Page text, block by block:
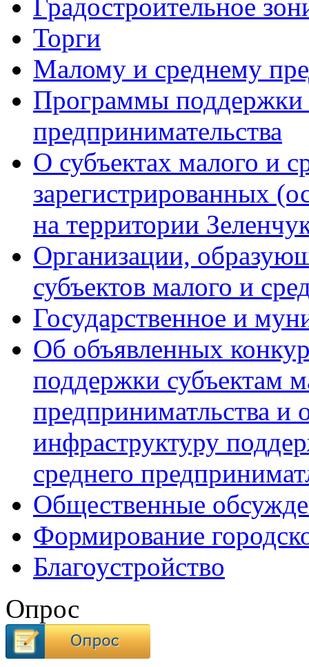
Градостроительное
Торги
Малому и среднему
Программы поддержки
предпринимательства
О субъектах малого и
зарегистрированных
на территории
Организации,
субъектов малого и
Государственное и
Об объявленных
поддержки субъектам
предприниматльства
инфраструктуру
среднего
Общественные
Формирование
Благоустройство
Опрос